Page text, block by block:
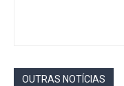
OUTRAS NOTÍCIAS